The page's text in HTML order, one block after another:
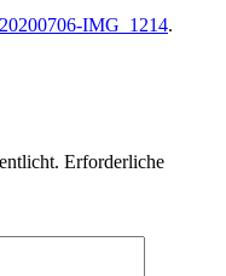
20200706-IMG_1214.
Erforderliche